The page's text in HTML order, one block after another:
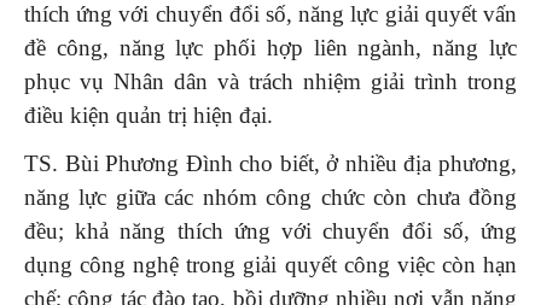
thích ứng với chuyển đổi số, năng lực giải quyết vấn
đề công, năng lực phối hợp liên ngành, năng lực
phục vụ Nhân dân và trách nhiệm giải trình trong
điều kiện quản trị hiện đại.
TS. Bùi Phương Đình cho biết, ở nhiều địa phương,
năng lực giữa các nhóm công chức còn chưa đồng
đều; khả năng thích ứng với chuyển đổi số, ứng
dụng công nghệ trong giải quyết công việc còn hạn
chế; công tác đào tạo, bồi dưỡng nhiều nơi vẫn nặng